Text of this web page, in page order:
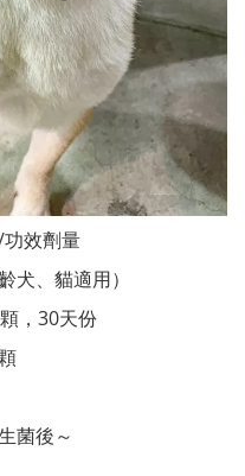
效劑量
犬、貓適用）
，30天份
菌後～